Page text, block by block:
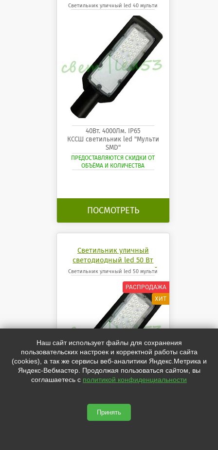
Светильник уличный led 40 мульти
40Вт. 4000Лм. IP65
КССШ светильник led "Мульти
SMD"
ПРЕДОСТАВЛЯЮТСЯ СКИДКИ ОТ
ОБЪЁМА И КОЛИЧЕСТВА
ПОСМОТРЕТЬ
Светильник уличный
светодиодный led 50 Вт
мульти линза консольный
Светильник уличный led 50 мульти
КССШ светильник led "Мульти
SMD"
Наш сайт использует файлы для сохранения
пользовательских настроек и корректной работы сайта
(cookies), а так же сервисы веб-аналитики Яндекс.Метрика и
Яндекс-Вебмастер. Продолжая пользоваться сайтом, вы
соглашаетесь с политикой конфиденциальности
Принять